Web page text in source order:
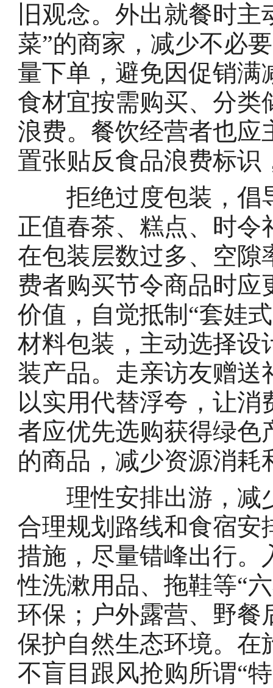
旧观念。外出就餐时
菜”的商家，减少不必
量下单，避免因促销满
食材宜按需购买、分类
浪费。餐饮经营者也应
置张贴反食品浪费标识
拒绝过度包装，倡
正值春茶、糕点、时令
在包装层数过多、空隙
费者购买节令商品时
价值，自觉抵制“套娃
材料包装，主动选择设
装产品。走亲访友赠送
以实用代替浮夸，让
者应优先选购获得绿色
的商品，减少资源消耗
理性安排出游，减
合理规划路线和食宿安
措施，尽量错峰出行。
性洗漱用品、拖鞋等“
环保；户外露营、野餐
保护自然生态环境。在
不盲目跟风抢购所谓“